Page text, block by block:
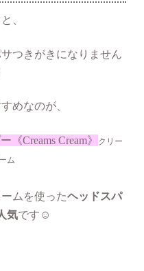
、
つきがきになりません
めなのが、
Creams Cream》
クリー
ム
ムを使ったヘッドスパ
気です☺